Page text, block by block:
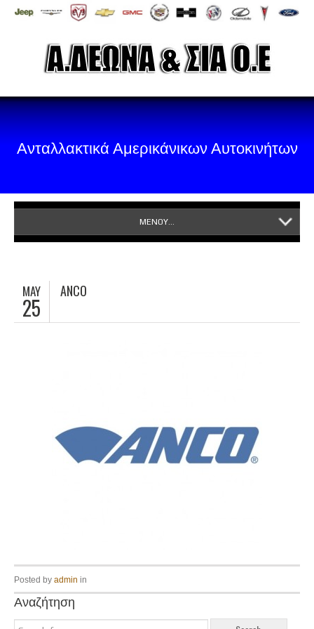
Ανταλλακτικά Αμερικάνικων Αυτοκινήτων
ΜΕΝΟΥ...
MAY
25
ANCO
Posted by admin in
Αναζήτηση